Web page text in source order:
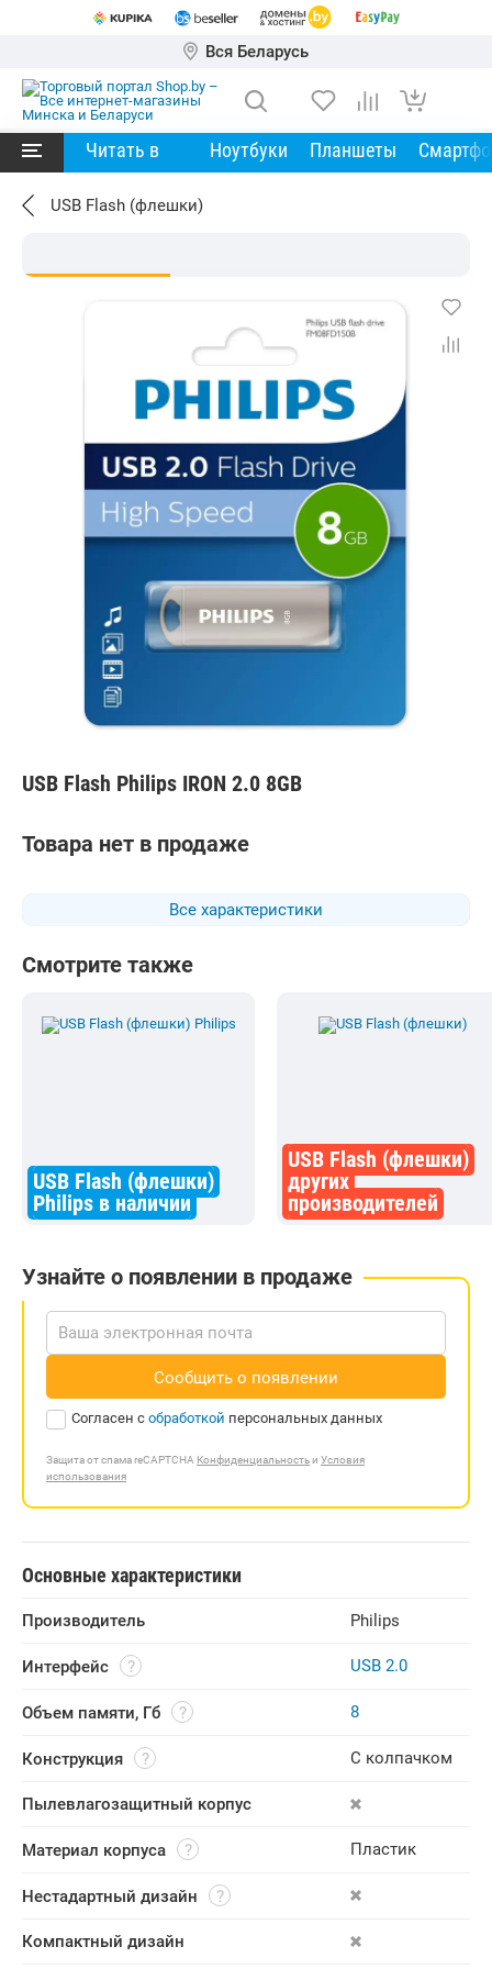
Вся Беларусь
Читать в Ноутбуки Планшеты
USB Flash (флешки)
USB Flash Philips IRON 2.0 8GB
Все характеристики
Товара нет в продаже
Смотрите также
USB Flash (флешки)
Philips в наличии
USB Flash (флешки)
других
производителей
Узнайте о появлении в продаже
Сообщить о появлении
Согласен с обработкой персональных данных
Защита от спама reCAPTCHA Конфиденциальностьи Условия
использования
Основные характеристики
Производитель Philips
Интерфейс USB 2.0
Объем памяти, Гб 8
Конструкция С колпачком
Пылевлагозащитный корпус
Материал корпуса Пластик
Нестадартный дизайн
Компактный дизайн